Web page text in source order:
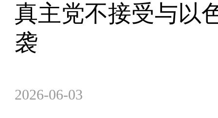
真主党不接受与以
袭
2026-06-03